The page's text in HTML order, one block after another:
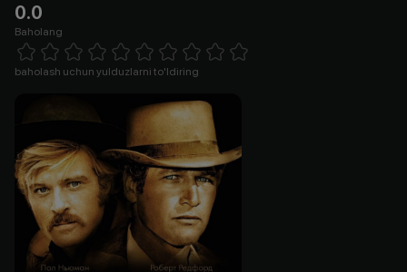
0.0
Baholang
1 Star 2 Stars 3 Stars 4 Stars5 Stars 6 Stars7 Stars8 Stars
baholash uchun yulduzlarni to'ldiring